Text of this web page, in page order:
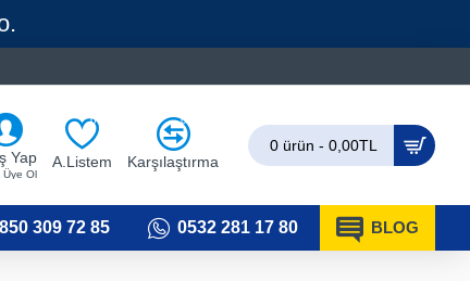
Yap
Üye Ol
A.Listem
0
Karşılaştırma
0
0 ürün - 0,00TL
309 72 85 0532 281 17 80 BLOG